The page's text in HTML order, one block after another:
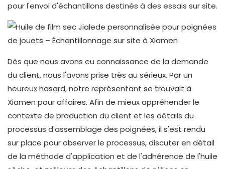
pour l'envoi d'échantillons destinés à des essais sur site.
Dès que nous avons eu connaissance de la demande
du client, nous l'avons prise très au sérieux. Par un
heureux hasard, notre représentant se trouvait à
Xiamen pour affaires. Afin de mieux appréhender le
contexte de production du client et les détails du
processus d'assemblage des poignées, il s'est rendu
sur place pour observer le processus, discuter en détail
de la méthode d'application et de l'adhérence de l'huile